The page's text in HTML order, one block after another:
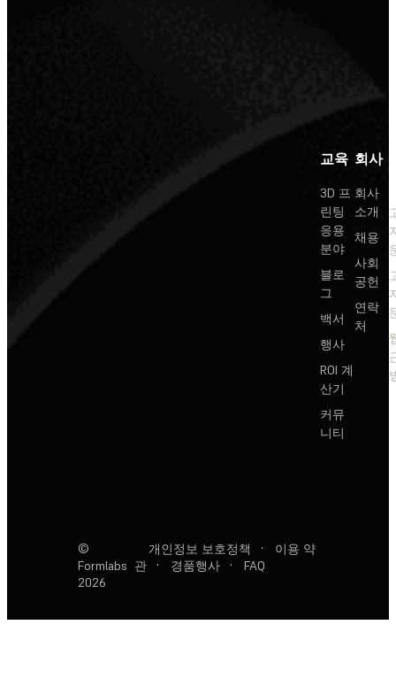
교육
3D 프
린팅
응용
분야
블로
그
백서
행사
ROI 계
산기
커뮤
니티
회사
회사
소개
채용
사회
공헌
연락
처
©
Formlabs
2026
개인정보 보호정책 ·
이용 약
관
· 경품행사 · FAQ